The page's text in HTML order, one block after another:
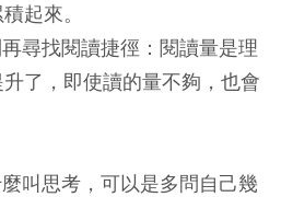
起來。
尋找閱讀捷徑：閱讀量是理
了，即使讀的量不夠，也會
叫思考，可以是多問自己幾